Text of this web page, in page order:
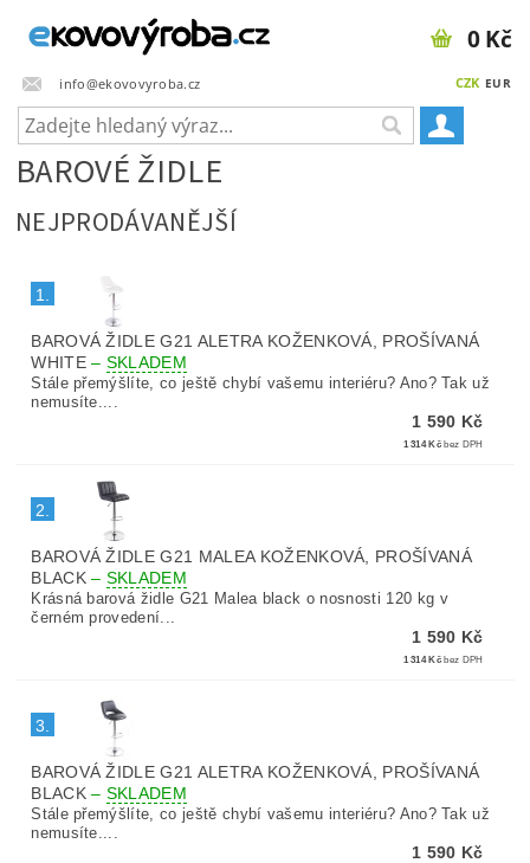
info@ekovovyroba.cz CZK EUR
0 Kč
BAROVÉ ŽIDLE
NEJPRODÁVANĚJŠÍ
1.
BAROVÁ ŽIDLE G21 ALETRA KOŽENKOVÁ, PROŠÍVANÁ
WHITE– SKLADEM
Stále přemýšlíte, co ještě chybí vašemu interiéru? Ano? Tak už
nemusíte....
1 590 Kč
1 314 Kč bez DPH
2.
BAROVÁ ŽIDLE G21 MALEA KOŽENKOVÁ, PROŠÍVANÁ
BLACK– SKLADEM
Krásná barová židle G21 Malea black o nosnosti 120 kg v
černém provedení...
1 590 Kč
1 314 Kč bez DPH
3.
BAROVÁ ŽIDLE G21 ALETRA KOŽENKOVÁ, PROŠÍVANÁ
BLACK– SKLADEM
Stále přemýšlíte, co ještě chybí vašemu interiéru? Ano? Tak už
nemusíte....
1 590 Kč